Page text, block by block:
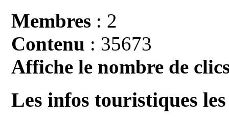
Membres : 2
Contenu : 35673
Affiche le nombre de
Les infos touristiques